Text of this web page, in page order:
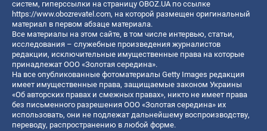
систем, гиперссылки на страницу OBOZ.UA по ссылке
https://www.obozrevatel.com, на которой размещен оригинальный
материал в первом абзаце материала.
Все материалы на этом сайте, в том числе интервью, статьи,
исследования – служебные произведения журналистов
редакции, исключительные имущественные права на которые
принадлежат ООО «Золотая середина».
На все опубликованные фотоматериалы Getty Images редакция
имеет имущественные права, защищаемые законом Украины
«Об авторских правах и смежных правах», никто не имеет права
без письменного разрешения ООО «Золотая середина» их
использовать, они не подлежат дальнейшему воспроизводству,
переводу, распространению в любой форме.